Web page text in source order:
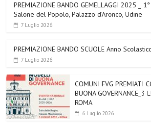
PREMIAZIONE BANDO GEMELLAGGI 2025 _
Salone del Popolo, Palazzo d’Aronco, Udine
7 Luglio 2026
PREMIAZIONE BANDO SCUOLE Anno
7 Luglio 2026
COMUNI FVG PREMIATI
BUONA GOVERNANCE_3
ROMA
6 Luglio 2026